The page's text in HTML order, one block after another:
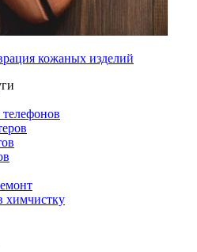
кожаных изделий
химчистку